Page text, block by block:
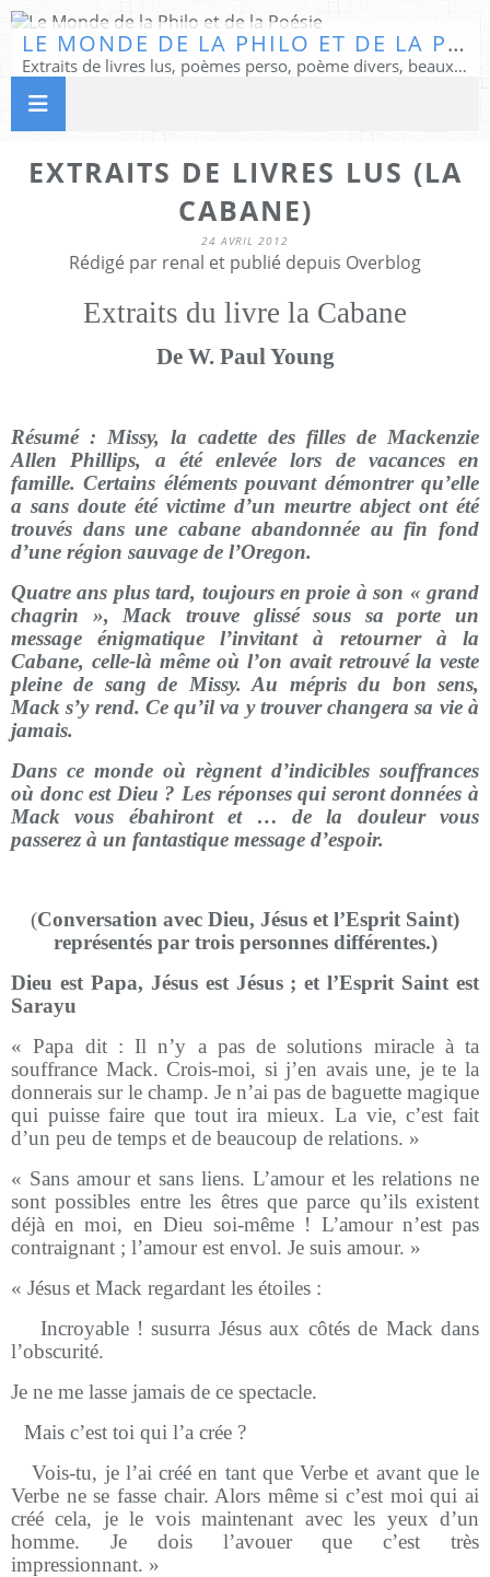
LE MONDE DE LA PHILO ET DE LA POÉSIE
Extraits de livres lus, poèmes perso, poème divers, beaux textes...
EXTRAITS DE LIVRES LUS (LA
CABANE)
24 AVRIL 2012
Rédigé par renal et publié depuis Overblog
Extraits du livre la Cabane
De W. Paul Young
Résumé : Missy, la cadette des filles de Mackenzie
Allen Phillips, a été enlevée lors de vacances en
famille. Certains éléments pouvant démontrer qu’elle
a sans doute été victime d’un meurtre abject ont été
trouvés dans une cabane abandonnée au fin fond
d’une région sauvage de l’Oregon.
Quatre ans plus tard, toujours en proie à son « grand
chagrin », Mack trouve glissé sous sa porte un
message énigmatique l’invitant à retourner à la
Cabane, celle-là même où l’on avait retrouvé la veste
pleine de sang de Missy. Au mépris du bon sens,
Mack s’y rend. Ce qu’il va y trouver changera sa vie à
jamais.
Dans ce monde où règnent d’indicibles souffrances
où donc est Dieu ? Les réponses qui seront données à
Mack vous ébahiront et … de la douleur vous
passerez à un fantastique message d’espoir.
(Conversation avec Dieu, Jésus et l’Esprit Saint)
représentés par trois personnes différentes.)
Dieu est Papa, Jésus est Jésus ; et l’Esprit Saint est
Sarayu
« Papa dit : Il n’y a pas de solutions miracle à ta
souffrance Mack. Crois-moi, si j’en avais une, je te la
donnerais sur le champ. Je n’ai pas de baguette magique
qui puisse faire que tout ira mieux. La vie, c’est fait
d’un peu de temps et de beaucoup de relations. »
« Sans amour et sans liens. L’amour et les relations ne
sont possibles entre les êtres que parce qu’ils existent
déjà en moi, en Dieu soi-même ! L’amour n’est pas
contraignant ; l’amour est envol. Je suis amour. »
« Jésus et Mack regardant les étoiles :
Incroyable ! susurra Jésus aux côtés de Mack dans
l’obscurité.
Je ne me lasse jamais de ce spectacle.
Mais c’est toi qui l’a crée ?
Vois-tu, je l’ai créé en tant que Verbe et avant que le
Verbe ne se fasse chair. Alors même si c’est moi qui ai
créé cela, je le vois maintenant avec les yeux d’un
homme. Je dois l’avouer que c’est très
impressionnant. »